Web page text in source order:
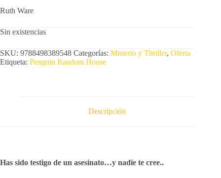
original
$329.00.
actual
$149.00.
Ruth Ware
Sin existencias
SKU: 9788498389548 Categorías: Misterio y Thriller, Oferta
Etiqueta: Penguin Random House
Descripción
Has sido testigo de un asesinato…y nadie te cree..